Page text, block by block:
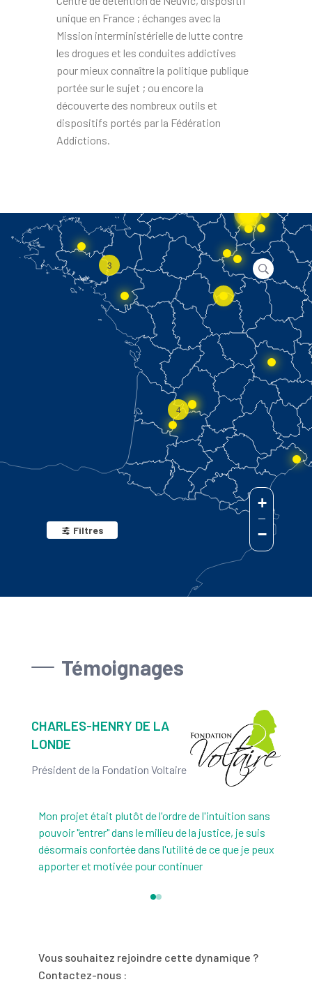
unique en France ; échanges avec la
Mission interministérielle de lutte contre
les drogues et les conduites addictives
pour mieux connaître la politique publique
portée sur le sujet ; ou encore la
découverte des nombreux outils et
dispositifs portés par la Fédération
Addictions.
4
2
3
27
+
−
Filtres
Témoignages
CHARLES-HENRY DE LA
LONDE
Président de la Fondation Voltaire
Mon projet était plutôt de l'ordre de l'intuition sans
pouvoir "entrer" dans le milieu de la justice, je suis
désormais confortée dans l'utilité de ce que je peux
apporter et motivée pour continuer
Vous souhaitez rejoindre cette dynamique ?
Contactez-nous :